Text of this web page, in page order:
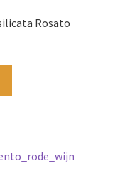
Rosato